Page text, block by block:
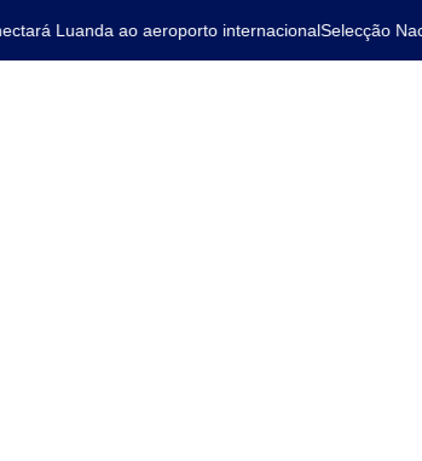
Luanda ao aeroporto internacionalSelecção